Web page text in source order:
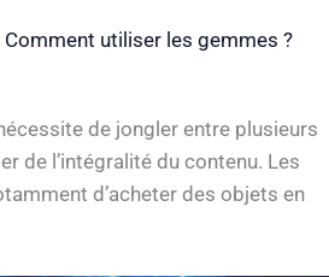
i
Comment utiliser les gemmes ?
de jongler entre plusieurs
de l’intégralité du contenu. Les
d’acheter des objets en